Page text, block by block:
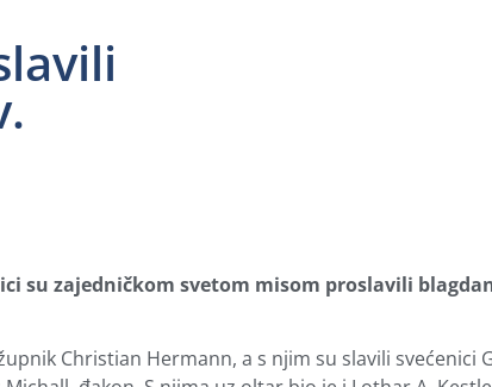
su zajedničkom svetom misom proslavili
Christian Hermann, a s njim su slavili svećenici